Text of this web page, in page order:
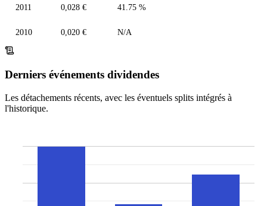
2011 0,028 € 41.75 %
2010 0,020 € N/A
Derniers événements dividendes
Les détachements récents, avec les éventuels splits intégrés à
l'historique.